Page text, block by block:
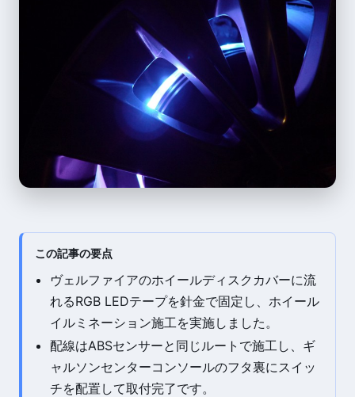
この記事の要点
ヴェルファイアのホイールディスクカバーに流
れるRGB LEDテープを針金で固定し、ホイール
イルミネーション施工を実施しました。
配線はABSセンサーと同じルートで施工し、ギ
ャルソンセンターコンソールのフタ裏にスイッ
チを配置して取付完了です。